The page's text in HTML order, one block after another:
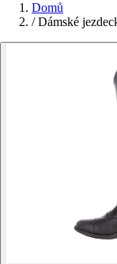
Domů
/ Dámské